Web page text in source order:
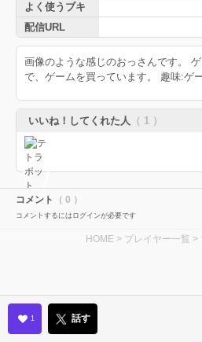
よく使うブキ
配信URL
画像のような感じのおっさんです。
で、ゲームを買っています。 趣味:ゲ
いいね！してくれた人 （ 1 ）
コメント （ 0 ）
コメントするにはログインが必要です
HOME > プレイヤー一覧 >
1 話す